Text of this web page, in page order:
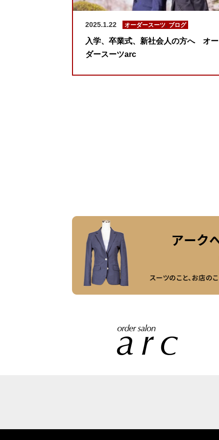
2025.1.22 オーダースーツ, ブログ
入学、卒業式、新社会人の方へ オー
ダースーツarc